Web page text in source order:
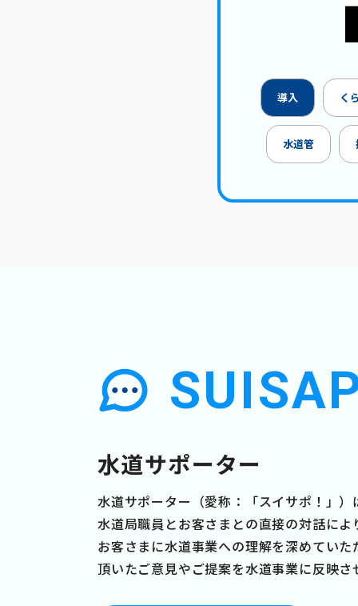
導入 く
水道管
水道サポーター
水道サポーター（愛称：「スイサポ！」）
水道局職員とお客さまとの直接の対話によ
お客さまに水道事業への理解を深めていた
頂いたご意見やご提案を水道事業に反映さ